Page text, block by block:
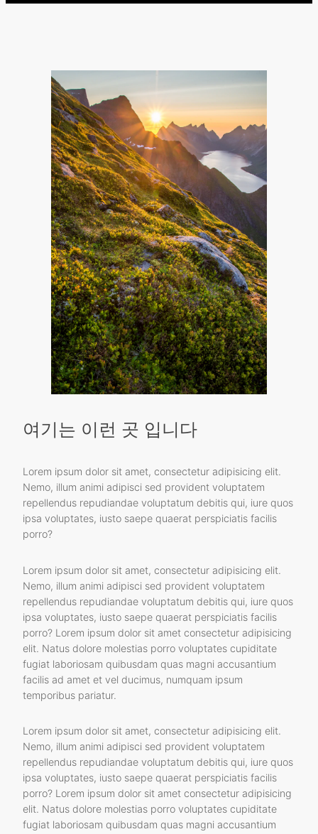
여기는 이런 곳 입니다
Lorem ipsum dolor sit amet, consectetur adipisicing elit.
Nemo, illum animi adipisci sed provident voluptatem
repellendus repudiandae voluptatum debitis qui, iure quos
ipsa voluptates, iusto saepe quaerat perspiciatis facilis
porro?
Lorem ipsum dolor sit amet, consectetur adipisicing elit.
Nemo, illum animi adipisci sed provident voluptatem
repellendus repudiandae voluptatum debitis qui, iure quos
ipsa voluptates, iusto saepe quaerat perspiciatis facilis
porro? Lorem ipsum dolor sit amet consectetur adipisicing
elit. Natus dolore molestias porro voluptates cupiditate
fugiat laboriosam quibusdam quas magni accusantium
facilis ad amet et vel ducimus, numquam ipsum
temporibus pariatur.
Lorem ipsum dolor sit amet, consectetur adipisicing elit.
Nemo, illum animi adipisci sed provident voluptatem
repellendus repudiandae voluptatum debitis qui, iure quos
ipsa voluptates, iusto saepe quaerat perspiciatis facilis
porro? Lorem ipsum dolor sit amet consectetur adipisicing
elit. Natus dolore molestias porro voluptates cupiditate
fugiat laboriosam quibusdam quas magni accusantium